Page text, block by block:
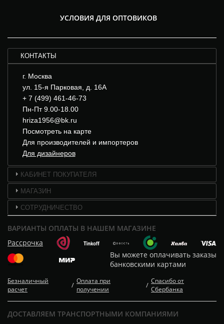
УСЛОВИЯ ДЛЯ ОПТОВИКОВ
КОНТАКТЫ
г. Москва
ул. 15-я Парковая, д. 16А
+ 7 (499) 461-46-73
Пн-Пт 9.00-18.00
hriza1956@bk.ru
Посмотреть на карте
Для производителей и импортеров
Для дизайнеров
КАБИНЕТ ПОКУПАТЕЛЯ
МАГАЗИН
СОТРУДНИЧЕСТВО
ВАРИАНТЫ ОПЛАТЫ В НАШЕМ МАГАЗИНЕ
Рассрочка
Вы можете оплачивать заказы
банковскими картами
Безналичный
расчет
/ Оплата при
получении
/ Спасибо от
Сбербанка
ДОСТАВЛЯЕМ ТРАНСПОРТНЫМИ КОМПАНИЯМИ